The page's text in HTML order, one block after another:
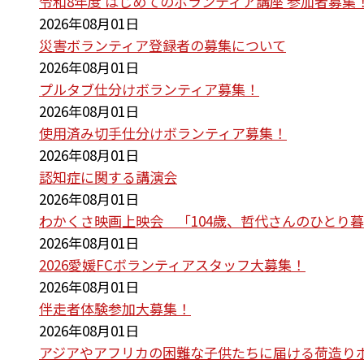
2026年08月01日
災害ボランティア登録者の募集について
2026年08月01日
プルタブ仕分けボランティア募集！
2026年08月01日
使用済み切手仕分けボランティア募集！
2026年08月01日
認知症に関する講演会
2026年08月01日
わかくさ映画上映会 「104歳、哲代さんのひとり暮
2026年08月01日
2026愛媛FCボランティアスタッフ大募集！
2026年08月01日
伴走者体験参加大募集！
2026年08月01日
アジアやアフリカの困難な子供たちに届ける荷造り